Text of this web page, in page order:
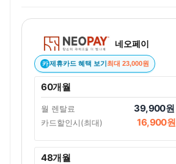
네오페이
카 제휴카드 혜택 보기최대 23,000원
60개월
월 렌탈료 39,900원
카드할인시(최대) 16,900원
48개월